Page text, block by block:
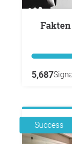
Fakten sind das Rückgrat unserer
5,687
Success